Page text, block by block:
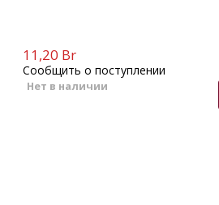
11,20 Br
Сообщить о поступлении
Нет в наличии